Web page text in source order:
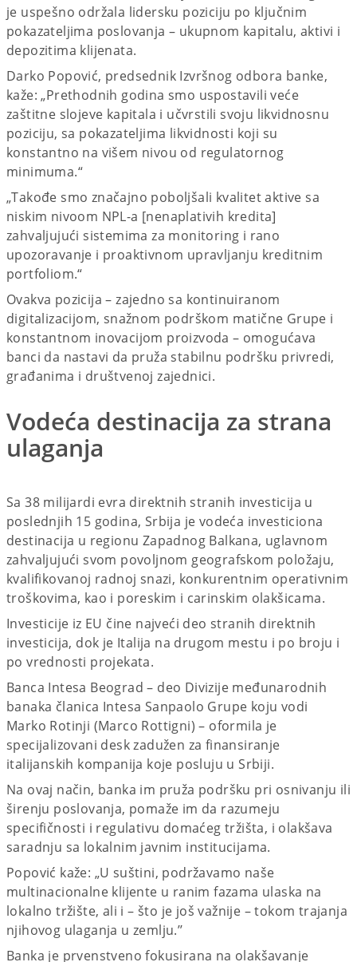
je uspešno održala lidersku poziciju po ključnim
pokazateljima poslovanja – ukupnom kapitalu, aktivi i
depozitima klijenata.
Darko Popović, predsednik Izvršnog odbora banke,
kaže: „Prethodnih godina smo uspostavili veće
zaštitne slojeve kapitala i učvrstili svoju likvidnosnu
poziciju, sa pokazateljima likvidnosti koji su
konstantno na višem nivou od regulatornog
minimuma.“
„Takođe smo značajno poboljšali kvalitet aktive sa
niskim nivoom NPL-a [nenaplativih kredita]
zahvaljujući sistemima za monitoring i rano
upozoravanje i proaktivnom upravljanju kreditnim
portfoliom.“
Ovakva pozicija – zajedno sa kontinuiranom
digitalizacijom, snažnom podrškom matične Grupe i
konstantnom inovacijom proizvoda – omogućava
banci da nastavi da pruža stabilnu podršku privredi,
građanima i društvenoj zajednici.
Vodeća destinacija za strana
ulaganja
Sa 38 milijardi evra direktnih stranih investicija u
poslednjih 15 godina, Srbija je vodeća investiciona
destinacija u regionu Zapadnog Balkana, uglavnom
zahvaljujući svom povoljnom geografskom položaju,
kvalifikovanoj radnoj snazi, konkurentnim operativnim
troškovima, kao i poreskim i carinskim olakšicama.
Investicije iz EU čine najveći deo stranih direktnih
investicija, dok je Italija na drugom mestu i po broju i
po vrednosti projekata.
Banca Intesa Beograd – deo Divizije međunarodnih
banaka članica Intesa Sanpaolo Grupe koju vodi
Marko Rotinji (Marco Rottigni) – oformila je
specijalizovani desk zadužen za finansiranje
italijanskih kompanija koje posluju u Srbiji.
Na ovaj način, banka im pruža podršku pri osnivanju ili
širenju poslovanja, pomaže im da razumeju
specifičnosti i regulativu domaćeg tržišta, i olakšava
saradnju sa lokalnim javnim institucijama.
Popović kaže: „U suštini, podržavamo naše
multinacionalne klijente u ranim fazama ulaska na
lokalno tržište, ali i – što je još važnije – tokom trajanja
njihovog ulaganja u zemlju.’’
Banka je prvenstveno fokusirana na olakšavanje